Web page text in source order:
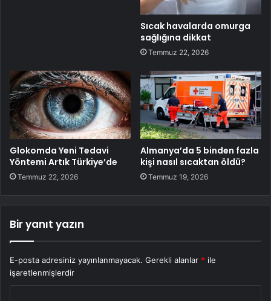
Sıcak havalarda omurga
sağlığına dikkat
Temmuz 22, 2026
Glokomda Yeni Tedavi
Yöntemi Artık Türkiye’de
Temmuz 22, 2026
Almanya’da 5 binden fazla
kişi nasıl sıcaktan öldü?
Temmuz 19, 2026
Bir yanıt yazın
E-posta adresiniz yayınlanmayacak. Gerekli alanlar * ile
işaretlenmişlerdir